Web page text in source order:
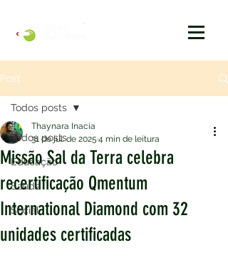
Post
Todos posts
Educação
Saúde
Social
Todos posts
Missão Sal da Terra celebra
recertificação Qmentum
International Diamond com 32
unidades certificadas
Thaynara Inacia
31 de jul. de 2025 4 min de leitura